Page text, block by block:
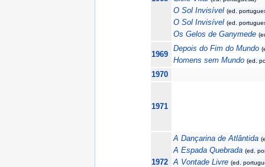
O Sol Invisível (ed.
O Sol Invisível (ed.
Os Gelos de Ganymede
1969
Depois do Fim do Mundo
Homens sem Mundo (ed.
1970
1971
1972
A Dançarina de Atlântida
A Espada Quebrada (ed.
A Vontade Livre (ed.